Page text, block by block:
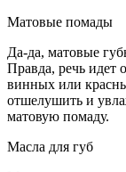
Матовые помады
Да-да, матовые
Правда, речь идет
винных или
отшелушить и
матовую помаду.
Масла для губ